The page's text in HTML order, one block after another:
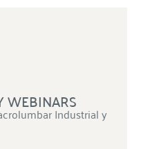
WEBINARS
Industrial y